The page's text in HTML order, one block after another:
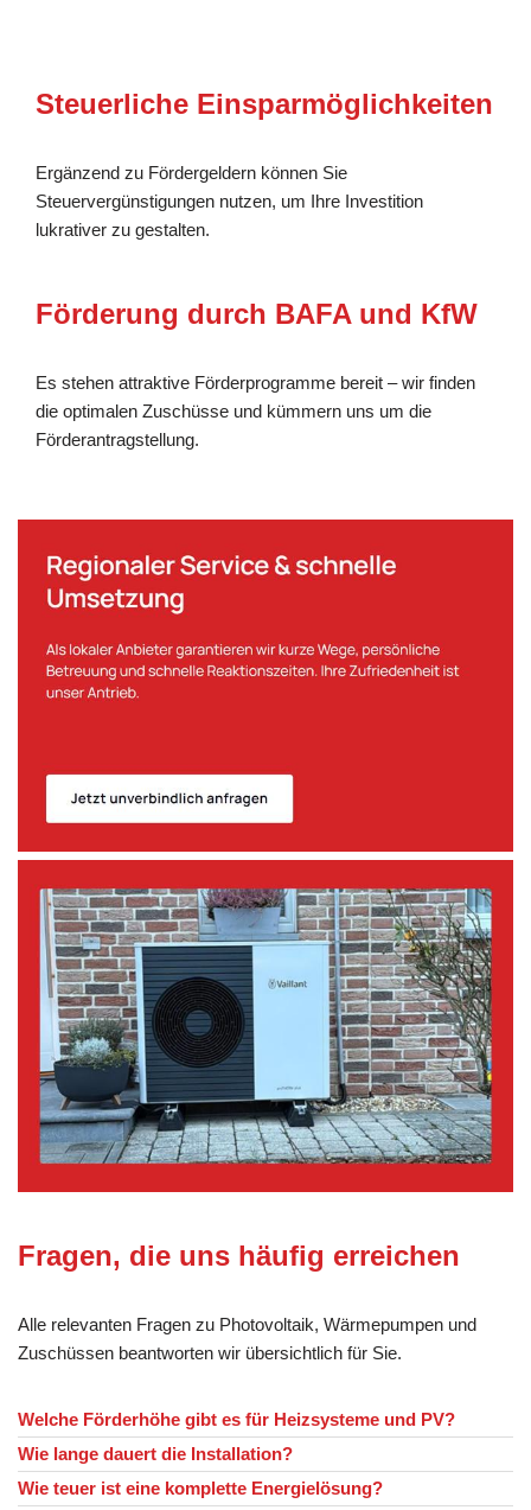
Steuerliche Einsparmöglichkeiten
Ergänzend zu Fördergeldern können Sie
Steuervergünstigungen nutzen, um Ihre Investition
lukrativer zu gestalten.
Förderung durch BAFA und KfW
Es stehen attraktive Förderprogramme bereit – wir finden
die optimalen Zuschüsse und kümmern uns um die
Förderantragstellung.
Fragen, die uns häufig erreichen
Alle relevanten Fragen zu Photovoltaik, Wärmepumpen und
Zuschüssen beantworten wir übersichtlich für Sie.
Welche Förderhöhe gibt es für Heizsysteme und PV?
Wie lange dauert die Installation?
Wie teuer ist eine komplette Energielösung?